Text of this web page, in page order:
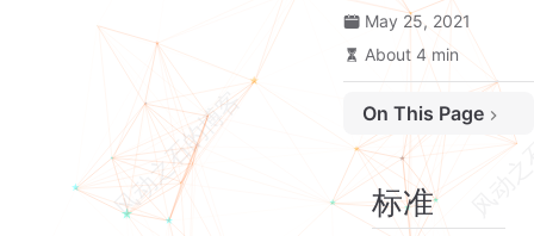
May 25, 2021
About 4 min
On This Page
标准
结构
标准